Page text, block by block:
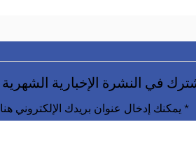
في النشرة الإخبارية الشهرية
يمكنك إدخال عنوان بريدك الإلكتروني هنا